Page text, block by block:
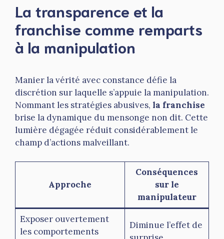
La transparence et la
franchise comme remparts
à la manipulation
Manier la vérité avec constance défie la
discrétion sur laquelle s’appuie la manipulation.
Nommant les stratégies abusives, la franchise
brise la dynamique du mensonge non dit. Cette
lumière dégagée réduit considérablement le
champ d’actions malveillant.
Approche
Conséquences
sur le
manipulateur
Exposer ouvertement
les comportements
Diminue l’effet de